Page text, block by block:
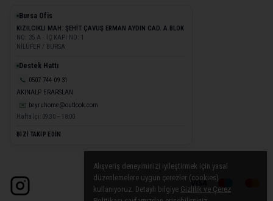
Alışveriş deneyiminizi iyileştirmek için yasal
düzenlemelere uygun çerezler (cookies)
kullanıyoruz. Detaylı bilgiye Gizlilik ve Çerez
Bursa Ofis
KIZILCIKLI MAH. ŞEHİT ÇAVUŞ ERMAN AYDIN CAD. A BLOK
NO: 35 A · İÇ KAPI NO: 1
NİLÜFER / BURSA
Destek Hattı
📞 0507 744 09 31
AKINALP ERARSLAN
✉️ beyruhome@outlook.com
Hafta İçi: 09:30 – 18:00
BİZİ TAKİP EDİN